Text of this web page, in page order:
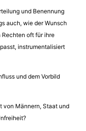
und Benennung
auch, wie der Wunsch
oft für ihre
instrumentalisiert
und dem Vorbild
von Männern, Staat und